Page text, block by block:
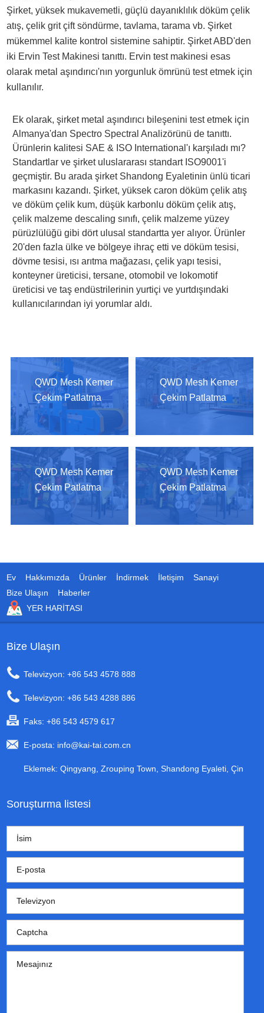
Şirket, yüksek mukavemetli, güçlü dayanıklılık döküm çelik
atış, çelik grit çift söndürme, tavlama, tarama vb. Şirket
mükemmel kalite kontrol sistemine sahiptir. Şirket ABD'den
iki Ervin Test Makinesi tanıttı. Ervin test makinesi esas
olarak metal aşındırıcı'nın yorgunluk ömrünü test etmek için
kullanılır.
Ek olarak, şirket metal aşındırıcı bileşenini test etmek için
Almanya'dan Spectro Spectral Analizörünü de tanıttı.
Ürünlerin kalitesi SAE & ISO International'ı karşıladı mı?
Standartlar ve şirket uluslararası standart ISO9001'i
geçmiştir. Bu arada şirket Shandong Eyaletinin ünlü ticari
markasını kazandı. Şirket, yüksek caron döküm çelik atış
ve döküm çelik kum, düşük karbonlu döküm çelik atış,
çelik malzeme descaling sınıfı, çelik malzeme yüzey
pürüzlülüğü gibi dört ulusal standartta yer alıyor. Ürünler
20'den fazla ülke ve bölgeye ihraç etti ve döküm tesisi,
dövme tesisi, ısı arıtma mağazası, çelik yapı tesisi,
konteyner üreticisi, tersane, otomobil ve lokomotif
üreticisi ve taş endüstrilerinin yurtiçi ve yurtdışındaki
kullanıcılarından iyi yorumlar aldı.
QWD Mesh Kemer
Çekim Patlatma
Makinesi
QWD Mesh Kemer
Çekim Patlatma
Makinesi
QWD Mesh Kemer
Çekim Patlatma
Makinesi
QWD Mesh Kemer
Çekim Patlatma
Makinesi
Ev Hakkımızda Ürünler İndirmek İletişim
Sanayi
Bize Ulaşın
Haberler
YER HARITASI
Bize Ulaşın
Televizyon: +86 543 4578 888
Televizyon: +86 543 4288 886
Faks: +86 543 4579 617
E-posta: info@kai-tai.com.cn
Eklemek: Qingyang, Zrouping Town, Shandong Eyaleti, Çin
Soruşturma listesi